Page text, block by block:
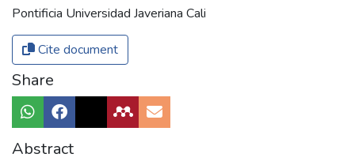
Pontificia Universidad Javeriana Cali
Cite document
Share
Abstract